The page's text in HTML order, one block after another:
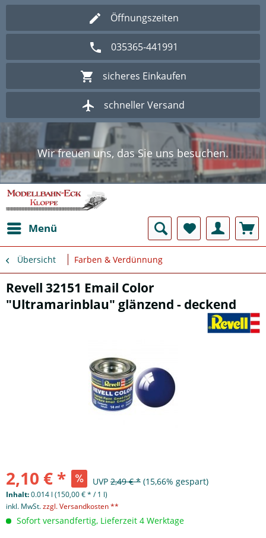
Öffnungszeiten
035365-441991
sicheres Einkaufen
schneller Versand
Wir freuen uns, das Sie uns besuchen.
Herzlich Willkommen im Onlineshop
Modellbahn - Eck Kloppe.
Wir freuen uns, das Sie uns besuchen.
Herzlich Willkommen im Onlineshop
Modellbahn - Eck Kloppe.
Menü
Übersicht Farben & Verdünnung
Revell 32151 Email Color
"Ultramarinblau" glänzend - deckend
2,10 € * UVP 2,49 € * (15,66% gespart)
Inhalt:0.014 l (150,00 € * / 1 l)
inkl. MwSt.zzgl. Versandkosten **
Sofort versandfertig, Lieferzeit 4 Werktage